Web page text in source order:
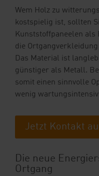
Wem Holz zu
kostspielig ist, sollten
Kunststoffpaneelen
die
Das Material ist
günstiger als Metall.
somit einen sinnvolle
wenig
Jetzt Kontakt
Die neue
Ortgang